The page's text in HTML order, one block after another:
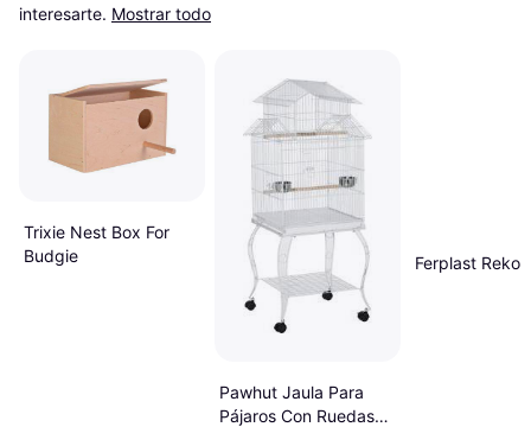
interesarte. Mostrar todo
Trixie Nest Box For
Budgie
Pawhut Jaula Para
Pájaros Con Ruedas
Ferplast